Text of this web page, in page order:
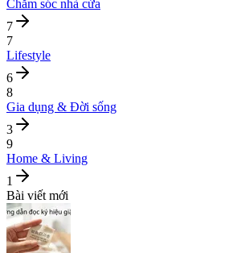
Chăm sóc nhà cửa
7
7
Lifestyle
6
8
Gia dụng & Đời sống
3
9
Home & Living
1
Bài viết mới